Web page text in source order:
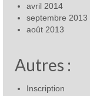
avril 2014
septembre 2013
août 2013
Autres :
Inscription